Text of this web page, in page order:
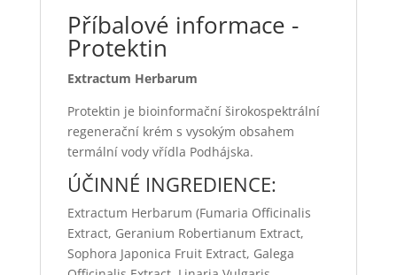
Příbalové informace -
Protektin
Extractum Herbarum
Protektin je bioinformační širokospektrální
regenerační krém s vysokým obsahem
termální vody vřídla Podhájska.
ÚČINNÉ INGREDIENCE:
Extractum Herbarum (Fumaria Officinalis
Extract, Geranium Robertianum Extract,
Sophora Japonica Fruit Extract, Galega